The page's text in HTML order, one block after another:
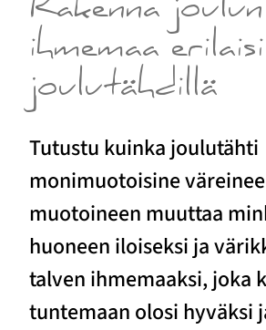
Rakenna joulun
ihmemaa
joulutähdillä
Tutustu kuinka joulutähti
monimuotoisine
muotoineen muuttaa
huoneen iloiseksi ja
talven ihmemaaksi, joka
tuntemaan olosi hyväksi